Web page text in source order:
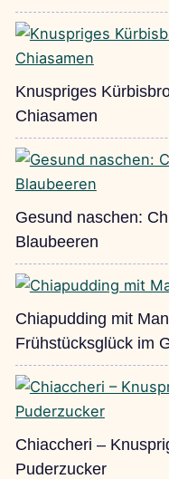
Knuspriges
Chiasamen
Gesund naschen:
Blaubeeren
Chiapudding mit
Frühstücksglück im
Chiaccheri –
Puderzucker